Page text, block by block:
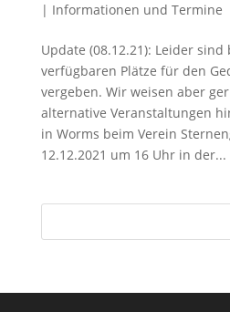
| Informationen und Termine
Update (08.12.21): Leider sind
verfügbaren Plätze für den
vergeben. Wir weisen aber
alternative Veranstaltungen
in Worms beim Verein
12.12.2021 um 16 Uhr in der...